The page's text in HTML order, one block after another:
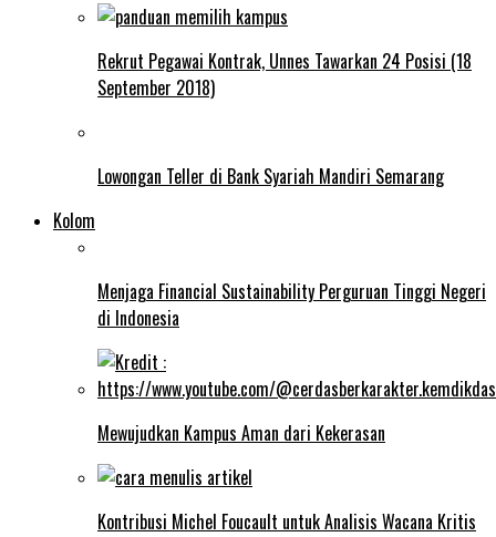
Rekrut Pegawai Kontrak, Unnes Tawarkan 24 Posisi (18
September 2018)
Lowongan Teller di Bank Syariah Mandiri Semarang
Kolom
Menjaga Financial Sustainability Perguruan Tinggi Negeri
di Indonesia
Mewujudkan Kampus Aman dari Kekerasan
Kontribusi Michel Foucault untuk Analisis Wacana Kritis